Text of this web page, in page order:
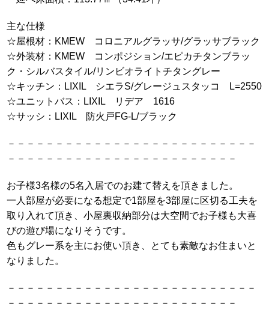
主な仕様
☆屋根材：KMEW コロニアルグラッサ/グラッサブラック
☆外装材：KMEW コンポジション/エピカチタンブラッ
ク・シルバスタイル/リンビオライトチタングレー
☆キッチン：LIXIL シエラS/グレージュスタッコ L=2550
☆ユニットバス：LIXIL リデア 1616
☆サッシ：LIXIL 防火戸FG-L/ブラック
－－－－－－－－－－－－－－－－－－－－－－－－－－
－－－－－－－－－－－－－－－－－－－－－－－－
お子様3名様の5名入居でのお建て替えを頂きました。
一人部屋が必要になる想定で1部屋を3部屋に区切る工夫を
取り入れて頂き、小屋裏収納部分は大空間でお子様も大喜
びの遊び場になりそうです。
色もグレー系を主にお使い頂き、とても素敵なお住まいと
なりました。
－－－－－－－－－－－－－－－－－－－－－－－－－－
－－－－－－－－－－－－－－－－－－－－－－－－